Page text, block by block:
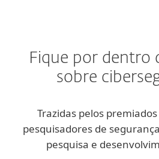
Fique por dentro
sobre
Trazidas pelos
pesquisadores de
pesquisa e